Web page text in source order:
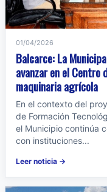
01/04/2026
Balcarce: La
avanzar en el Centro
maquinaria agrícola
En el contexto del
de Formación
el Municipio continúa
con instituciones...
Leer noticia →